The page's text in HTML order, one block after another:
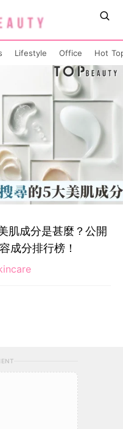
Lifestyle Office Hot
肌成分是甚麼？公開
成分排行榜！